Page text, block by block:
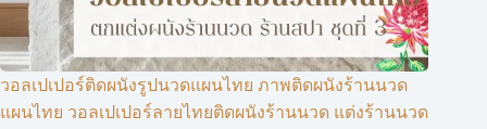
วอลเปเปอร์ติดผนังรูปนวดแผนไทย ภาพติดผนังร้านนวด
แผนไทย วอลเปเปอร์ลายไทยติดผนังร้านนวด แต่งร้านนวด